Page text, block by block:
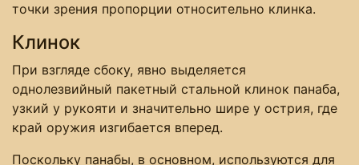
точки зрения пропорции относительно клинка.
Клинок
При взгляде сбоку, явно выделяется
однолезвийный пакетный стальной клинок панаба,
узкий у рукояти и значительно шире у острия, где
край оружия изгибается вперед.
Поскольку панабы, в основном, используются для